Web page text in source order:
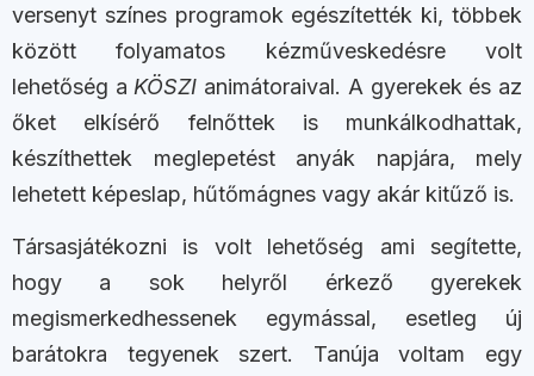
versenyt színes programok egészítették ki, többek
között folyamatos kézműveskedésre volt
lehetőség a KÖSZI animátoraival. A gyerekek és az
őket elkísérő felnőttek is munkálkodhattak,
készíthettek meglepetést anyák napjára, mely
lehetett képeslap, hűtőmágnes vagy akár kitűző is.
Társasjátékozni is volt lehetőség ami segítette,
hogy a sok helyről érkező gyerekek
megismerkedhessenek egymással, esetleg új
barátokra tegyenek szert. Tanúja voltam egy